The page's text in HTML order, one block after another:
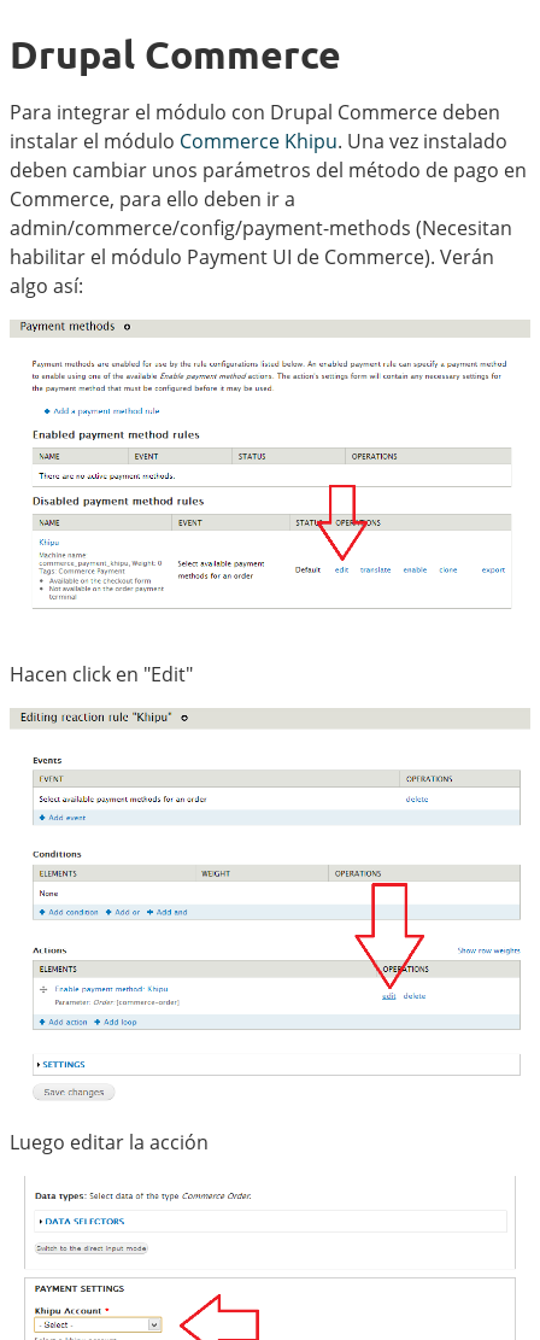
Drupal Commerce
Para integrar el módulo con Drupal Commerce deben
instalar el módulo Commerce Khipu. Una vez instalado
deben cambiar unos parámetros del método de pago en
Commerce, para ello deben ir a
admin/commerce/config/payment-methods (Necesitan
habilitar el módulo Payment UI de Commerce). Verán
algo así:
Hacen click en "Edit"
Luego editar la acción